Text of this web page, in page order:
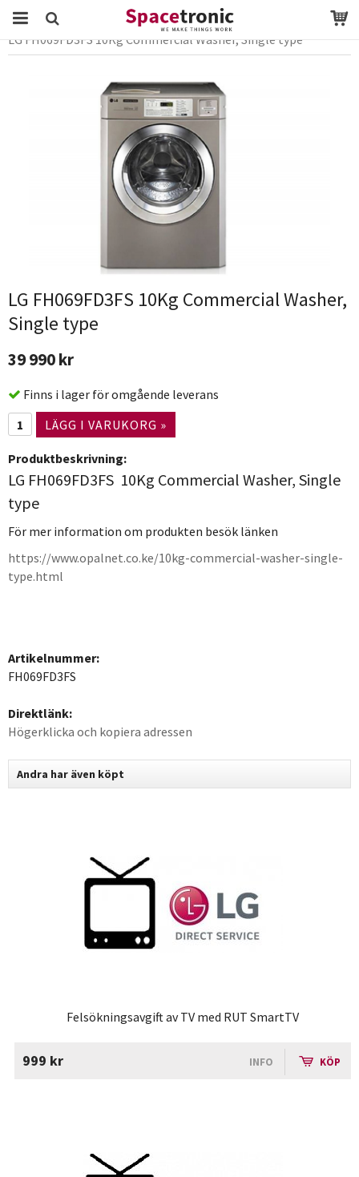
Startsida Webbutik vitvaror
Tvättmaskin
LG FH069FD3FS 10Kg Commercial Washer, Single type
LG FH069FD3FS 10Kg Commercial Washer,
Single type
39 990 kr
Finns i lager för omgående leverans
LÄGG I VARUKORG »
Produktbeskrivning:
LG FH069FD3FS 10Kg Commercial Washer, Single
type
För mer information om produkten besök länken
https://www.opalnet.co.ke/10kg-commercial-washer-single-
type.html
Artikelnummer:
FH069FD3FS
Direktlänk:
Högerklicka och kopiera adressen
Andra har även köpt
Felsökningsavgift av TV med RUT SmartTV
999 kr INFO KÖP